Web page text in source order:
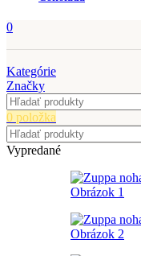
0
Kategórie
Značky
0 položka
Vypredané